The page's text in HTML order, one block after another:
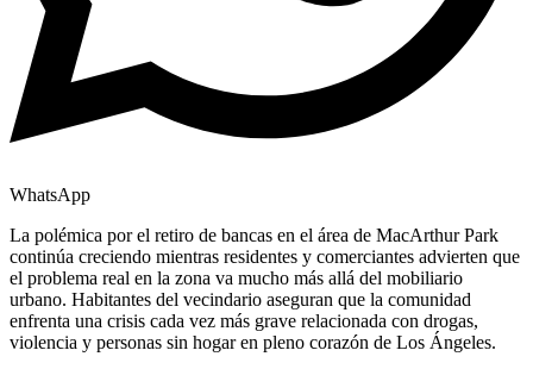
WhatsApp
La polémica por el retiro de bancas en el área de MacArthur Park
continúa creciendo mientras residentes y comerciantes advierten que
el problema real en la zona va mucho más allá del mobiliario
urbano. Habitantes del vecindario aseguran que la comunidad
enfrenta una crisis cada vez más grave relacionada con drogas,
violencia y personas sin hogar en pleno corazón de Los Ángeles.